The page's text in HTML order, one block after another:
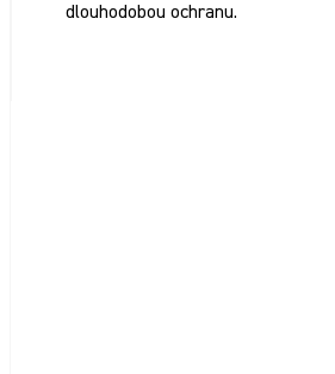
dlouhodobou ochranu.